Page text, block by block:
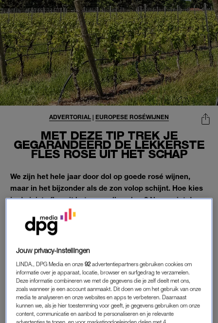
MET DEZE TIP TREK JE
GEGARANDEERD DE LEKKERSTE
FLES ROSÉ UIT HET SCHAP
ADVERTORIAL | EUROPESE ROSÉWIJNEN
We zijn het hele jaar door dol op goede rosé wijnen,
maar in het bijzonder als de zon volop schijnt. Hoe kies
jede juiste fles uit hetovervolle schap? Neen, niet door
alleen te kijken naar de kleur en het etiket. Wij vertellen
je hoe het wél moet.
ROSÉ IS MEER DAN KLEUR
Tenzij je een echte wijnkenner bent, zul je dit ongetwijfeld
herkennen. Er staat een etentje op de planning en je bent op
zoek naar een fles rosé. Om mee te nemen voor de gastheer-
Jouw privacy-instellingen
LINDA., DPG Media en onze92 advertentiepartners gebruiken cookies om
informatie over je apparaat, locatie, browser en surfgedrag te verzamelen.
Deze informatie combineren we met de gegevens die je zelf deelt met ons,
zoals wanneer je een account aanmaakt. Dit doen we om het gebruik van onze
media te analyseren en onze websites en apps te verbeteren. Daarnaast
kunnen we, als je hier toestemming voor geeft, je gegevens gebruiken om onze
content, communicatie en aanbod te personaliseren en je relevante
advertenties te tonen, en voor marketingdoeleinden delen met 4